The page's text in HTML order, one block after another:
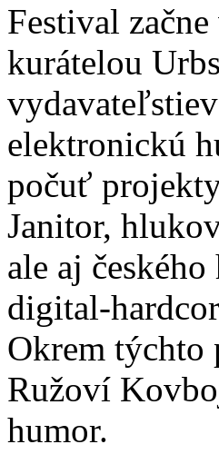
Festival
kurátelou
elektronickú
počuť
Janitor,
ale aj
digital-
Okrem týchto
Ružoví
humor.